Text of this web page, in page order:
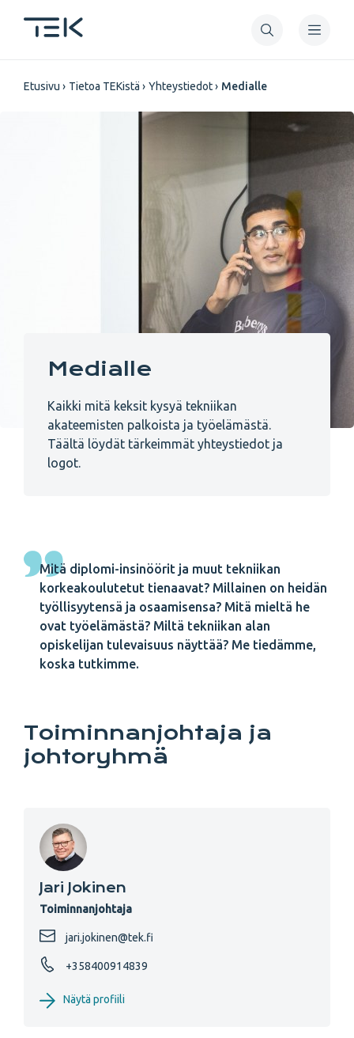
pääsisältöön
Murupolku
Etusivu Tietoa TEKistä Yhteystiedot Medialle
Medialle
Kaikki mitä keksit kysyä tekniikan
akateemisten palkoista ja työelämästä.
Täältä löydät tärkeimmät yhteystiedot ja
logot.
Mitä diplomi-insinöörit ja muut tekniikan
korkeakoulutetut tienaavat? Millainen on heidän
työllisyytensä ja osaamisensa? Mitä mieltä he
ovat työelämästä? Miltä tekniikan alan
opiskelijan tulevaisuus näyttää? Me tiedämme,
koska tutkimme.
Toiminnanjohtaja ja
johtoryhmä
Jari Jokinen
Toiminnanjohtaja
jari.jokinen@tek.fi
+358400914839
Näytä profiili